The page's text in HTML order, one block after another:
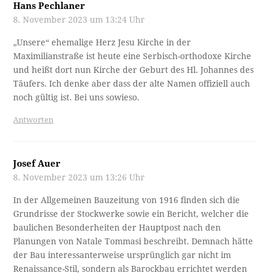
Hans Pechlaner
8. November 2023 um 13:24 Uhr
„Unsere“ ehemalige Herz Jesu Kirche in der
Maximilianstraße ist heute eine Serbisch-orthodoxe Kirche
und heißt dort nun Kirche der Geburt des Hl. Johannes des
Täufers. Ich denke aber dass der alte Namen offiziell auch
noch gültig ist. Bei uns sowieso.
Antworten
Josef Auer
8. November 2023 um 13:26 Uhr
In der Allgemeinen Bauzeitung von 1916 finden sich die
Grundrisse der Stockwerke sowie ein Bericht, welcher die
baulichen Besonderheiten der Hauptpost nach den
Planungen von Natale Tommasi beschreibt. Demnach hätte
der Bau interessanterweise ursprünglich gar nicht im
Renaissance-Stil, sondern als Barockbau errichtet werden